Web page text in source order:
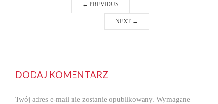
← PREVIOUS
NEXT →
DODAJ KOMENTARZ
Twój adres e-mail nie zostanie opublikowany. Wymagane